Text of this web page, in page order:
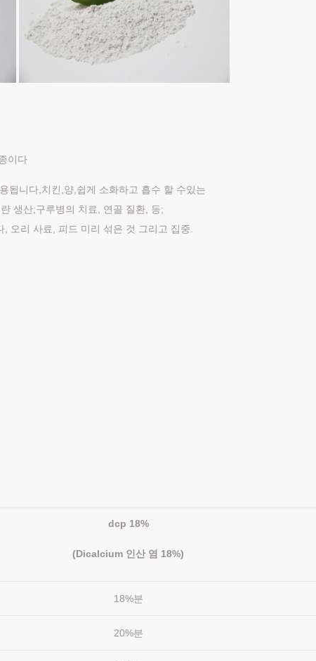
이다
됩니다,치킨,양,쉽게 소화하고 흡수 할 수있는
생산;구루병의 치료, 연골 질환, 등;
오리 사료, 피드 미리 섞은 것 그리고 집중.
dcp 18%
(Dicalcium 인산 염 18%)
18%분
20%분